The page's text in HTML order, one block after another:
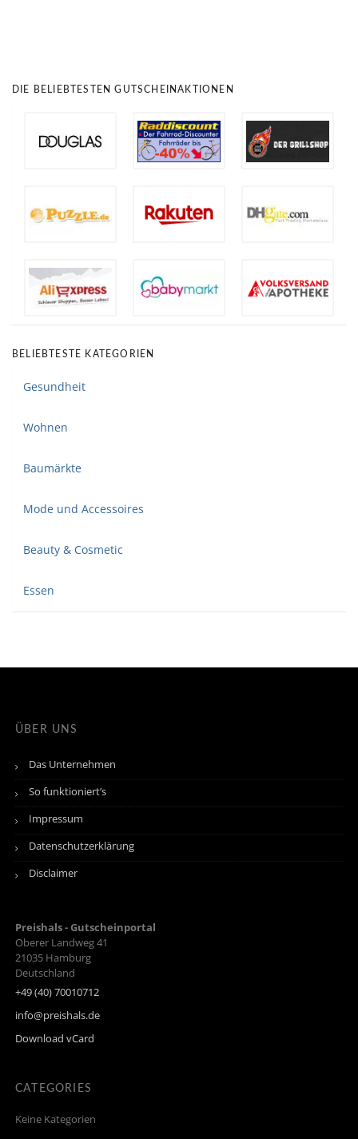
DIE BELIEBTESTEN GUTSCHEINAKTIONEN
BELIEBTESTE KATEGORIEN
Gesundheit
Wohnen
Baumärkte
Mode und Accessoires
Beauty & Cosmetic
Essen
ÜBER UNS
Das Unternehmen
So funktioniert’s
Impressum
Datenschutzerklärung
Disclaimer
Preishals - Gutscheinportal
Oberer Landweg 41
21035 Hamburg
Deutschland
+49 (40) 70010712
info@preishals.de
Download vCard
CATEGORIES
Keine Kategorien